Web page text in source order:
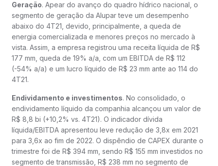
Geração. Apear do avanço do quadro hídrico nacional, o
segmento de geração da Alupar teve um desempenho
abaixo do 4T21, devido, principalmente, a queda de
energia comercializada e menores preços no mercado à
vista. Assim, a empresa registrou uma receita líquida de R$
177 mm, queda de 19% a/a, com um EBITDA de R$ 112
(-54% a/a) e um lucro líquido de R$ 23 mm ante ao 114 do
4T21.
Endividamento e investimentos. No consolidado, o
endividamento líquido da companhia alcançou um valor de
R$ 8,8 bi (+10,2% vs. 4T21). O indicador dívida
líquida/EBITDA apresentou leve redução de 3,8x em 2021
para 3,6x ao fim de 2022. O dispêndio de CAPEX durante o
trimestre foi de R$ 394 mm, sendo R$ 155 mm investidos no
segmento de transmissão, R$ 238 mm no segmento de